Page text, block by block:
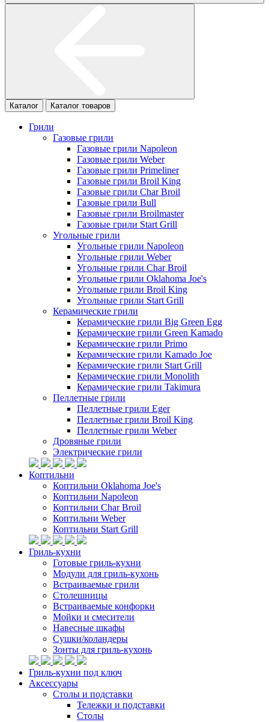
Каталог Каталог товаров
Грили
Газовые грили
Газовые грили Napoleon
Газовые грили Weber
Газовые грили Primeliner
Газовые грили Broil King
Газовые грили Char Broil
Газовые грили Bull
Газовые грили Broilmaster
Газовые грили Start Grill
Угольные грили
Угольные грили Napoleon
Угольные грили Weber
Угольные грили Char Broil
Угольные грили Oklahoma Joe's
Угольные грили Broil King
Угольные грили Start Grill
Керамические грили
Керамические грили Big Green Egg
Керамические грили Green Kamado
Керамические грили Primo
Керамические грили Kamado Joe
Керамические грили Start Grill
Керамические грили Monolith
Керамические грили Takimura
Пеллетные грили
Пеллетные грили Eger
Пеллетные грили Broil King
Пеллетные грили Weber
Дровяные грили
Электрические грили
Коптильни
Коптильни Oklahoma Joe's
Коптильни Napoleon
Коптильни Char Broil
Коптильни Weber
Коптильни Start Grill
Гриль-кухни
Готовые гриль-кухни
Модули для гриль-кухонь
Встраиваемые грили
Столешницы
Встраиваемые конфорки
Мойки и смесители
Навесные шкафы
Сушки/коландеры
Зонты для гриль-кухонь
Гриль-кухни под ключ
Аксессуары
Столы и подставки
Тележки и подставки
Столы